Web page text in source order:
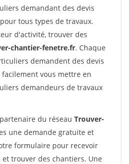
demandant des devis
tous types de travaux.
d'activité, trouver des
chantier-fenetre.fr. Chaque
demandent des devis
vous mettre en
demandeurs de travaux
du réseau Trouver-
une demande gratuite et
formulaire pour recevoir
trouver des chantiers. Une